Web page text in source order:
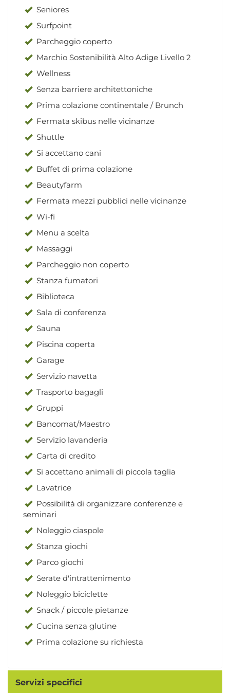
Seniores
Surfpoint
Parcheggio coperto
Marchio Sostenibilità Alto Adige Livello 2
Wellness
Senza barriere architettoniche
Prima colazione continentale / Brunch
Fermata skibus nelle vicinanze
Shuttle
Si accettano cani
Buffet di prima colazione
Beautyfarm
Fermata mezzi pubblici nelle vicinanze
Wi-fi
Menu a scelta
Massaggi
Parcheggio non coperto
Stanza fumatori
Biblioteca
Sala di conferenza
Sauna
Piscina coperta
Garage
Servizio navetta
Trasporto bagagli
Gruppi
Bancomat/Maestro
Servizio lavanderia
Carta di credito
Si accettano animali di piccola taglia
Lavatrice
Possibilità di organizzare conferenze e
seminari
Noleggio ciaspole
Stanza giochi
Parco giochi
Serate d'intrattenimento
Noleggio biciclette
Snack / piccole pietanze
Cucina senza glutine
Prima colazione su richiesta
Servizi specifici